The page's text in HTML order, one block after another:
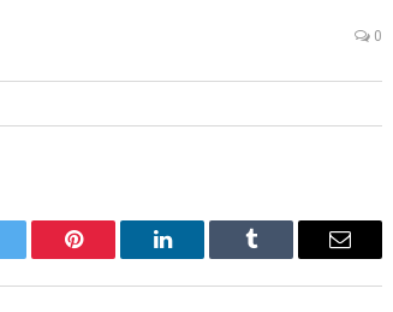
0
Pinterest LinkedIn Tumblr
E-